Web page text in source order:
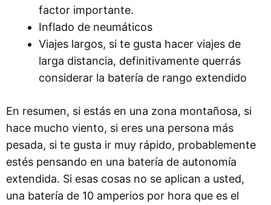
factor importante.
Inflado de neumáticos
Viajes largos, si te gusta hacer viajes de
larga distancia, definitivamente querrás
considerar la batería de rango extendido
En resumen, si estás en una zona montañosa, si
hace mucho viento, si eres una persona más
pesada, si te gusta ir muy rápido, probablemente
estés pensando en una batería de autonomía
extendida. Si esas cosas no se aplican a usted,
una batería de 10 amperios por hora que es el